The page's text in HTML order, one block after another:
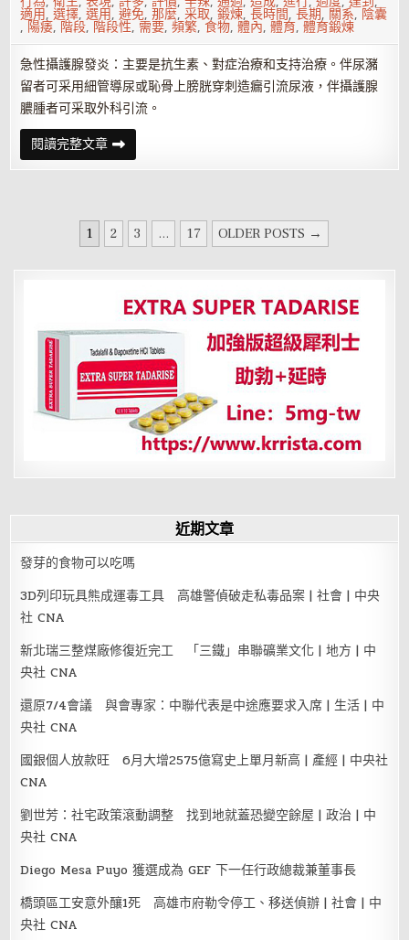
適用,選擇,選用,避免,那麼,采取,鍛煉,長時間,長期, 關系, 陰囊
, 陽痿, 階段, 階段性,需要,頻繁,食物,體內,體育,體育鍛煉
急性攝護腺發炎：主要是抗生素、對症治療和支持治療。伴尿瀦
留者可采用細管導尿或恥骨上膀胱穿刺造瘺引流尿液，伴攝護腺
膿腫者可采取外科引流。
閱讀完整文章手
淫
型
發
炎
怎
治
1 2 3 ... 17 OLDER POSTS →
近期文章
發芽的食物可以吃嗎
3D列印玩具熊成運毒工具 高雄警偵破走私毒品案 | 社會 | 中央
社 CNA
新北瑞三整煤廠修復近完工 「三鐵」串聯礦業文化 | 地方 | 中
央社 CNA
還原7/4會議 與會專家：中聯代表是中途應要求入席 | 生活 | 中
央社 CNA
國銀個人放款旺 6月大增2575億寫史上單月新高 | 產經 | 中央社
CNA
劉世芳：社宅政策滾動調整 找到地就蓋恐變空餘屋 | 政治 | 中
央社 CNA
Diego Mesa Puyo 獲選成為 GEF 下一任行政總裁兼董事長
橋頭區工安意外釀1死 高雄市府勒令停工、移送偵辦 | 社會 | 中
央社 CNA